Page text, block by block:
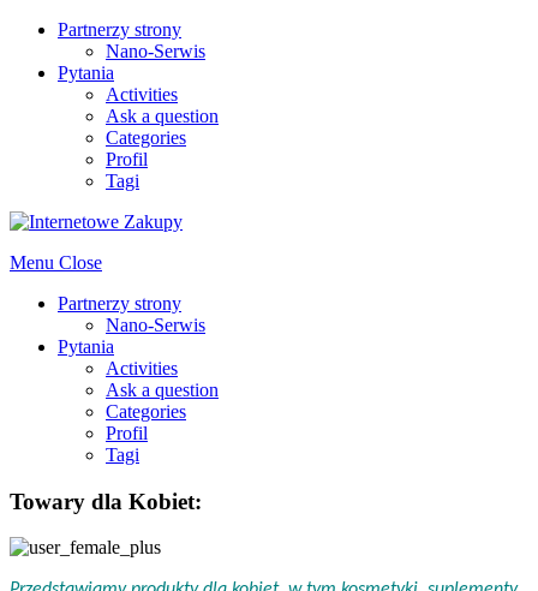
Partnerzy strony
Nano-Serwis
Pytania
Activities
Ask a question
Categories
Profil
Tagi
Menu Close
Partnerzy strony
Nano-Serwis
Pytania
Activities
Ask a question
Categories
Profil
Tagi
Towary dla Kobiet: